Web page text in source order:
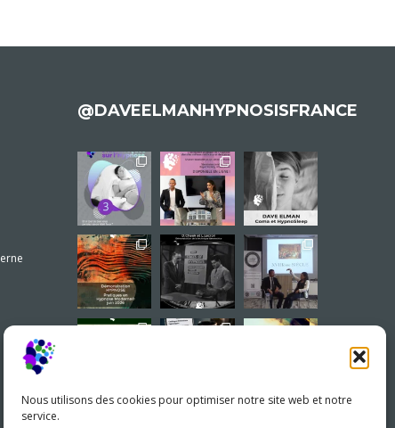
Nous utilisons des cookies pour optimiser notre site web et notre
service.
@DAVEELMANHYPNOSISFRANCE